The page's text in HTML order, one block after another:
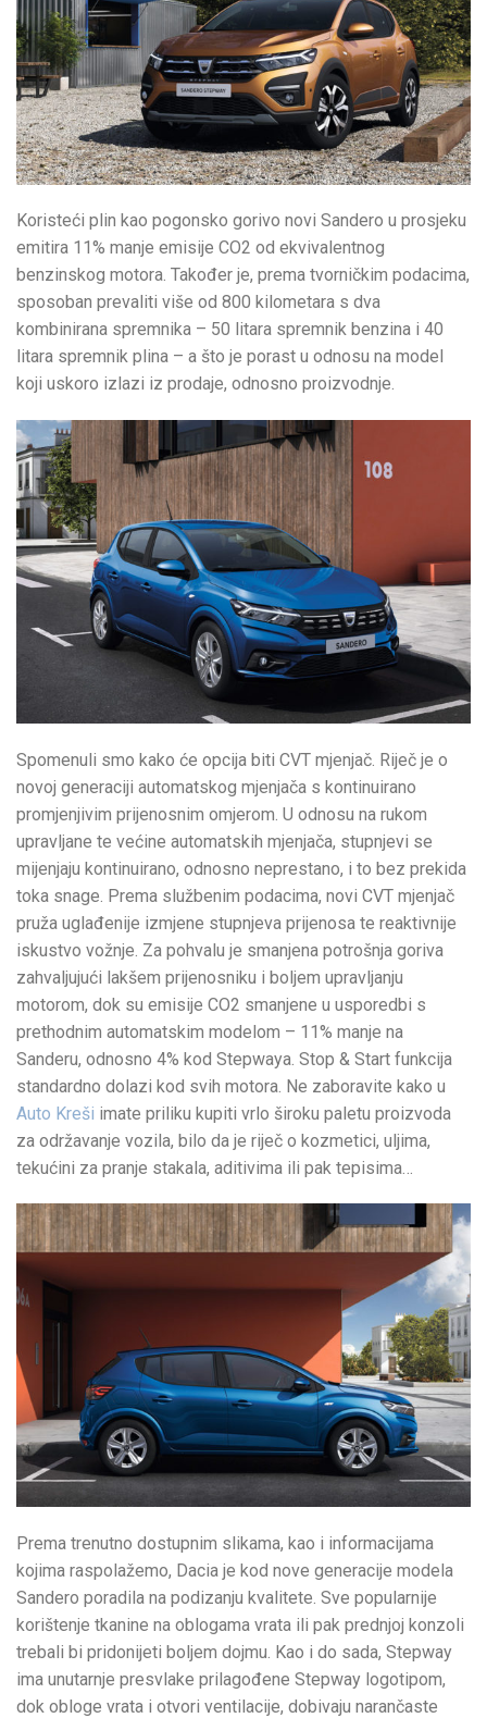
Koristeći plin kao pogonsko gorivo novi Sandero u prosjeku
emitira 11% manje emisije CO2 od ekvivalentnog
benzinskog motora. Također je, prema tvorničkim podacima,
sposoban prevaliti više od 800 kilometara s dva
kombinirana spremnika – 50 litara spremnik benzina i 40
litara spremnik plina – a što je porast u odnosu na model
koji uskoro izlazi iz prodaje, odnosno proizvodnje.
Spomenuli smo kako će opcija biti CVT mjenjač. Riječ je o
novoj generaciji automatskog mjenjača s kontinuirano
promjenjivim prijenosnim omjerom. U odnosu na rukom
upravljane te većine automatskih mjenjača, stupnjevi se
mijenjaju kontinuirano, odnosno neprestano, i to bez prekida
toka snage. Prema službenim podacima, novi CVT mjenjač
pruža uglađenije izmjene stupnjeva prijenosa te reaktivnije
iskustvo vožnje. Za pohvalu je smanjena potrošnja goriva
zahvaljujući lakšem prijenosniku i boljem upravljanju
motorom, dok su emisije CO2 smanjene u usporedbi s
prethodnim automatskim modelom – 11% manje na
Sanderu, odnosno 4% kod Stepwaya. Stop & Start funkcija
standardno dolazi kod svih motora. Ne zaboravite kako u
Auto Kreši imate priliku kupiti vrlo široku paletu proizvoda
za održavanje vozila, bilo da je riječ o kozmetici, uljima,
tekućini za pranje stakala, aditivima ili pak tepisima…
Prema trenutno dostupnim slikama, kao i informacijama
kojima raspolažemo, Dacia je kod nove generacije modela
Sandero poradila na podizanju kvalitete. Sve popularnije
korištenje tkanine na oblogama vrata ili pak prednjoj konzoli
trebali bi pridonijeti boljem dojmu. Kao i do sada, Stepway
ima unutarnje presvlake prilagođene Stepway logotipom,
dok obloge vrata i otvori ventilacije, dobivaju narančaste